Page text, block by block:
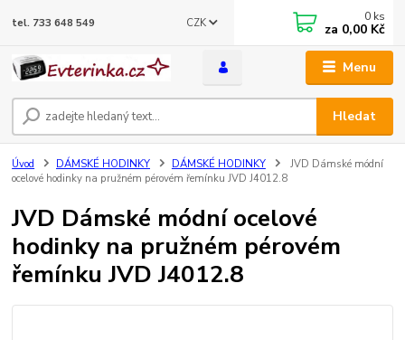
Menu
CZK
Hledat
tel. 733 648 549 0 ks
za 0,00 Kč
Úvod DÁMSKÉ HODINKY DÁMSKÉ HODINKY
JVD Dámské módní
ocelové hodinky na pružném pérovém řemínku JVD J4012.8
JVD Dámské módní ocelové
hodinky na pružném pérovém
řemínku JVD J4012.8